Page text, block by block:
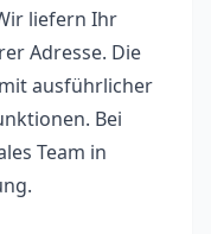
liefern Ihr
Adresse. Die
ausführlicher
Bei
Team in